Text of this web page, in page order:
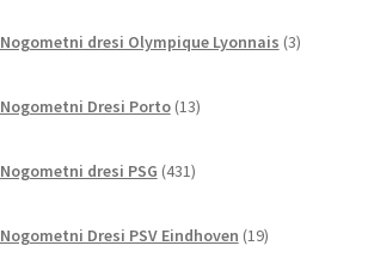
Nogometni dresi Olympique Lyonnais 3izdelki
Nogometni Dresi Porto 13izdelkov
Nogometni dresi PSG 431izdelkov
Nogometni Dresi PSV Eindhoven 19izdelkov